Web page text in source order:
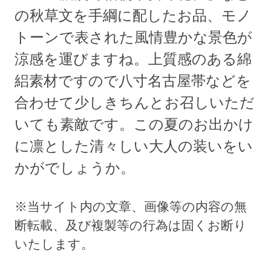
の秋草文を手綱に配したお品、モノ
トーンで表された風情豊かな景色が
涼感を運びますね。上質感のある綿
絽素材ですので八寸名古屋帯などを
合わせて少しきちんとお召しいただ
いても素敵です。この夏のお出かけ
に凛とした清々しい大人の装いをい
かがでしょうか。